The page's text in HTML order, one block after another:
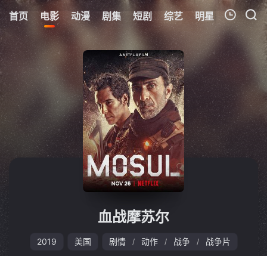
首页 电影 动漫 剧集 短剧 综艺 明星 周表
我的观影记录
暂无观看影片的记录
血战摩苏尔
2019 美国 剧情 / 动作 / 战争 / 战争片